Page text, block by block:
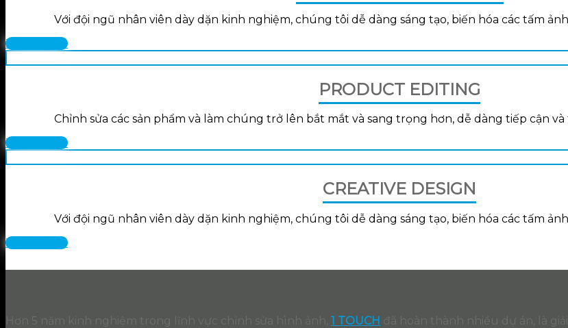
Với đội ngũ nhân viên dày dặn kinh nghiệm, chúng tôi dễ dàng sáng tạo, biến hóa các tấm
XEM THÊM
PRODUCT EDITING
Chỉnh sửa các sản phẩm và làm chúng trở lên bắt mắt và sang trọng hơn, dễ dàng tiếp cận
XEM THÊM
CREATIVE DESIGN
Với đội ngũ nhân viên dày dặn kinh nghiệm, chúng tôi dễ dàng sáng tạo, biến hóa các tấm
XEM THÊM
Hơn 5 năm kinh nghiệm trong lĩnh vực chỉnh sửa hình ảnh, 1 TOUCH đã hoàn thành nhiều dự án, là